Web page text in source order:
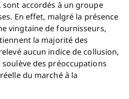
accordés à un groupe
En effet, malgré la présence
vingtaine de fournisseurs,
la majorité des
relevé aucun indice de collusion,
des préoccupations
du marché à la